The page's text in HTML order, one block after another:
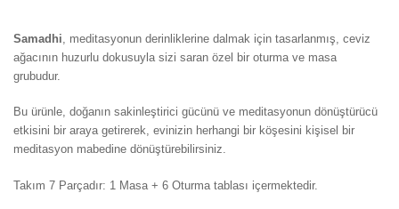
Samadhi , meditasyonun derinliklerine dalmak için tasarlanmış, ceviz
ağacının huzurlu dokusuyla sizi saran özel bir oturma ve masa
grubudur.
Bu ürünle, doğanın sakinleştirici gücünü ve meditasyonun dönüştürücü
etkisini bir araya getirerek, evinizin herhangi bir köşesini kişisel bir
meditasyon mabedine dönüştürebilirsiniz.
Takım 7 Parçadır: 1 Masa + 6 Oturma tablası içermektedir.